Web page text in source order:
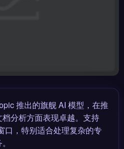
推出的旗舰 AI 模型，在推
分析方面表现卓越。支持
口，特别适合处理复杂的专